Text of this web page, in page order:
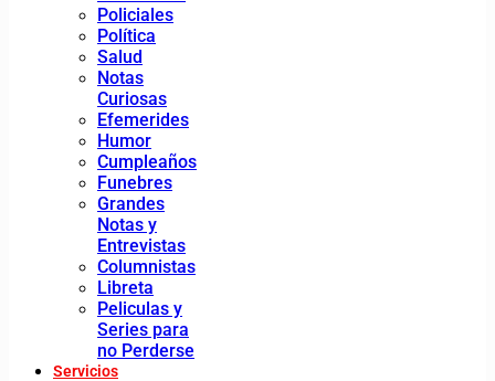
Policiales
Política
Salud
Notas
Curiosas
Efemerides
Humor
Cumpleaños
Funebres
Grandes
Notas y
Entrevistas
Columnistas
Libreta
Peliculas y
Series para
no Perderse
Servicios